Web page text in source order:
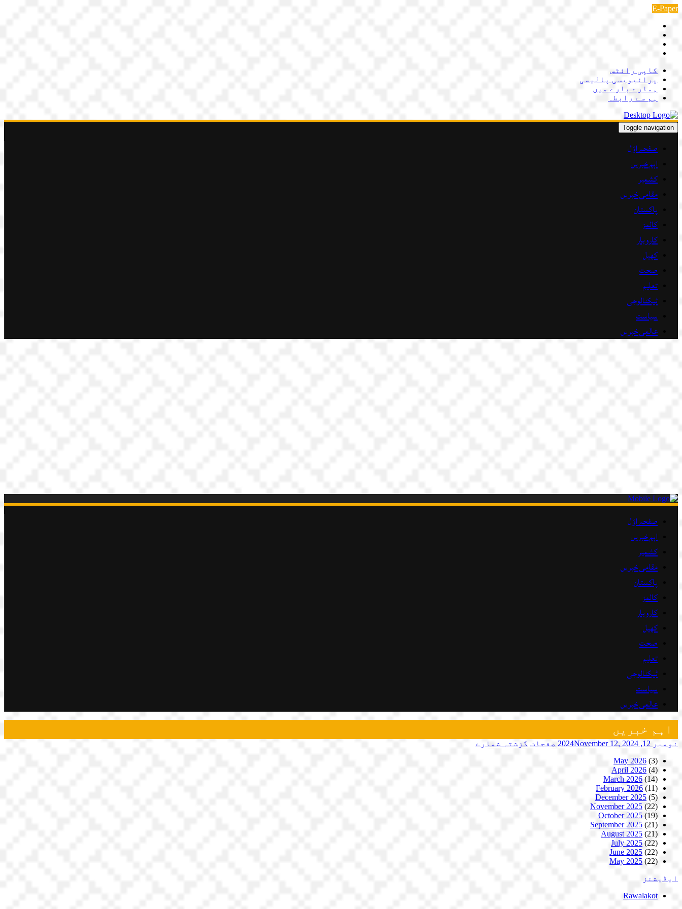
Skip
content
E-Paper
کاپی رائٹس
پرائیویسی پالیسی
ہمارے بارے میں
ہم سے رابطہ
Toggle navigation
صفحہ اوّل
اہم خبریں
کشمیر
مقامی خبریں
پاکستان
کالمز
کاروبار
کھیل
صحت
تعلیم
ٹیکنالوجی
سیاست
عالمی خبریں
صفحہ اوّل
اہم خبریں
کشمیر
مقامی خبریں
پاکستان
کالمز
کاروبار
کھیل
صحت
تعلیم
ٹیکنالوجی
سیاست
عالمی خبریں
اہم خبریں
نومبر 12, 2024 November 12, 2024 صفحات گزشتہ شمارے
May 2026 (3)
April 2026 (4)
March 2026 (14)
February 2026 (11)
December 2025 (5)
November 2025 (22)
October 2025 (19)
September 2025 (21)
August 2025 (21)
July 2025 (22)
June 2025 (22)
May 2025 (22)
ایڈیشنز
Rawalakot